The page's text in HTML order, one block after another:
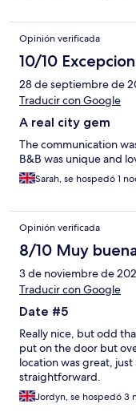
Opinión verificada
10/10
28 de septiembre de
Traducir con Google
A real city gem
The communication
B&B was unique and
Sarah, se hospedó 1
Opinión verificada
8/10 Muy
3 de noviembre de
Traducir con Google
Date #5
Really nice, but odd
put on the door but
location was great,
straightforward.
Jordyn, se hospedó 3